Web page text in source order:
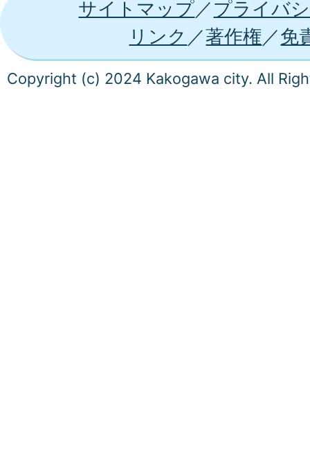
サイトマップ
プライバ
リンク
著作権 免
Copyright (c) 2024 Kakogawa city. All